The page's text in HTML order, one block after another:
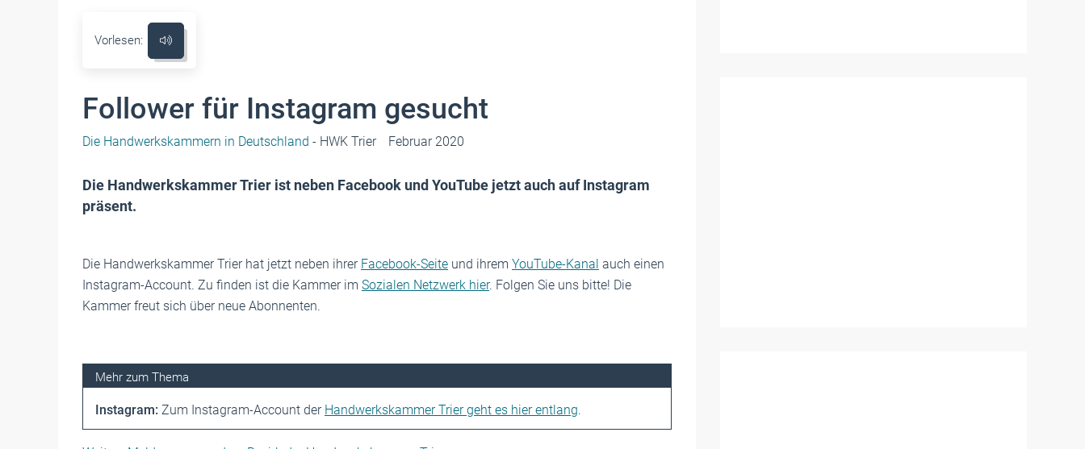
Vorlesen:
Follower für Instagram gesucht
Die Handwerkskammern in Deutschland - HWK Trier Februar 2020
Die Handwerkskammer Trier ist neben Facebook und YouTube jetzt auch auf Instagram
präsent.
Die Handwerkskammer Trier hat jetzt neben ihrer Facebook-Seite und ihrem YouTube-Kanal auch einen
Instagram-Account. Zu finden ist die Kammer im Sozialen Netzwerk hier. Folgen Sie uns bitte! Die
Kammer freut sich über neue Abonnenten.
Instagram: Zum Instagram-Account der Handwerkskammer Trier geht es hier entlang.